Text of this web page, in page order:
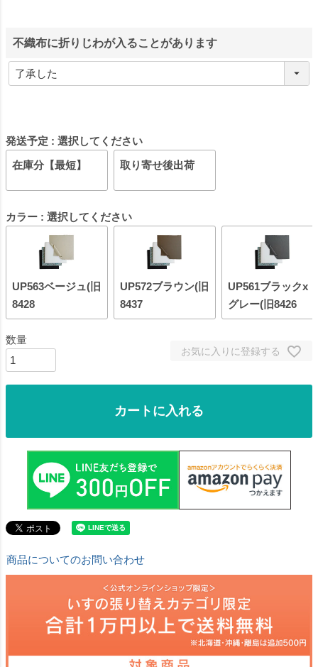
不織布に折りじわが入ることがあります
発送予定
選択してください
在庫分【最短】
取り寄せ後出荷
カラー 選択してください
UP563ベージュ(旧
8428
UP572ブラウン(旧
8437
UP561ブラックx
グレー(旧8426
お気に入りに登録する
カートに入れる
商品についてのお問い合わせ